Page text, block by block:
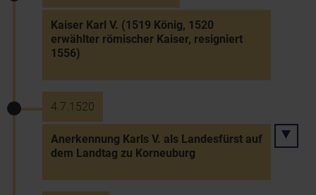
Kaiser Karl V. (1519 König, 1520
erwählter römischer Kaiser, resigniert
1556)
4.7.1520
Anerkennung Karls V. als Landesfürst auf
dem Landtag zu Korneuburg